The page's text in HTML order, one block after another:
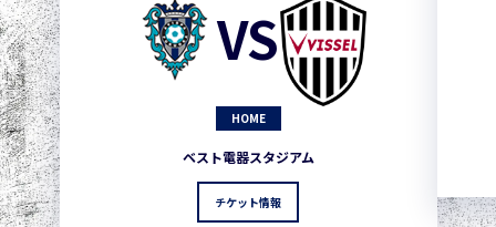
VS
HOME
ベスト電器スタジアム
チケット情報